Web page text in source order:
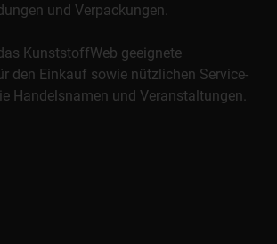
und Verpackungen.
KunststoffWeb geeignete
den Einkauf sowie nützlichen Service-
Handelsnamen und Veranstaltungen.